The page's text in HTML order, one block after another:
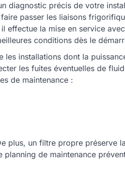
diagnostic précis de votre
passer les liaisons
effectue la mise en service
conditions dès le
les installations dont la
les fuites éventuelles de
de maintenance :
plus, un filtre propre préserve
de maintenance